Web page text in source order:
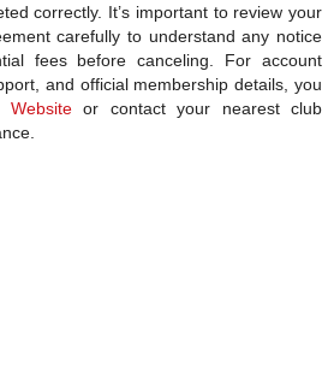
correctly. It’s important to review your
carefully to understand any notice
fees before canceling. For account
and official membership details, you
Websiteor contact your nearest club